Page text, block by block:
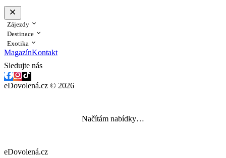
Zájezdy
Destinace
Exotika
MagazínKontakt
Sledujte nás
eDovolená.cz © 2026
Načítám nabídky…
eDovolená.cz